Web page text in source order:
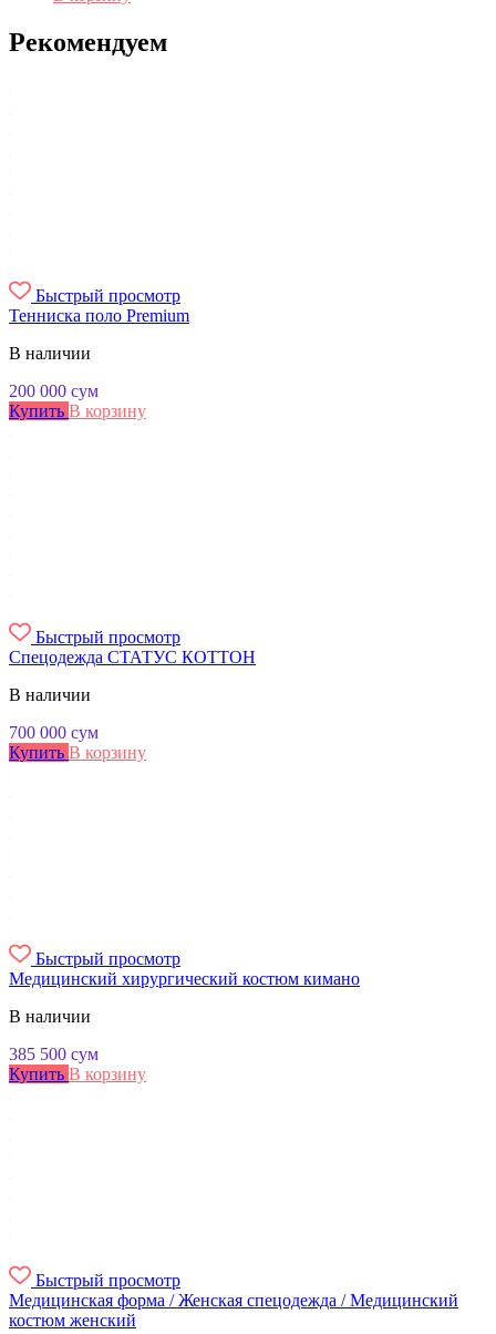
Рекомендуем
Быстрый просмотр
Тенниска поло Premium
В наличии
200 000 сум
Купить В корзину
Быстрый просмотр
Спецодежда СТАТУС КОТТОН
В наличии
700 000 сум
Купить В корзину
Быстрый просмотр
Медицинский хирургический костюм кимано
В наличии
385 500 сум
Купить В корзину
Быстрый просмотр
Медицинская форма / Женская спецодежда / Медицинский
костюм женский